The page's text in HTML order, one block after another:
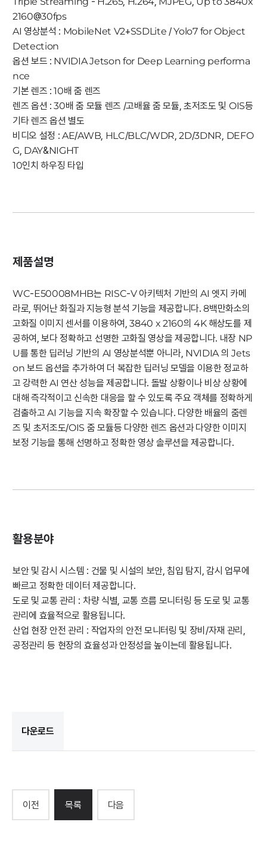
2160@30fps
AI 영상분석 : MobileNet V2+SSDLite / Yolo7 for Object
Detection
옵션 보드 : NVIDIA Jetson for Deep Learning performa
nce
기본 렌즈 : 10배 줌 렌즈
렌즈 옵션 : 30배 줌 모듈 렌즈 /고배율 줌 모듈, 초저조도 및 OIS등
기타 렌즈 옵션 별도
비디오 설정 : AE/AWB, HLC/BLC/WDR, 2D/3DNR, DEFO
G, DAY&NIGHT
10인치 하우징 타입
제품설명
WC-E50008MHB는 RISC-V 아키텍처 기반의 AI 엣지 카메
라로, 뛰어난 화질과 지능형 분석 기능을 제공합니다. 8백만화소의
고화질 이미지 센서를 이용하여, 3840 x 2160의 4K 해상도를 제
공하여, 보다 정확하고 선명한 고화질 영상을 제공합니다. 내장 NP
U를 통한 딥러닝 기반의 AI 영상분석뿐 아니라, NVIDIA 의 Jets
on 보드 옵션을 추가하여 더 복잡한 딥러닝 모델을 이용한 정교하
고 강력한 AI 연산 성능을 제공합니다. 돌발 상황이나 비상 상황에
대해 즉각적이고 신속한 대응을 할 수 있도록 주요 객체를 정확하게
검출하고 AI 기능을 지속 확장할 수 있습니다. 다양한 배율의 줌렌
즈 및 초저조도/OIS 줌 모듈등 다양한 렌즈 옵션과 다양한 이미지
보정 기능을 통해 선명하고 정확한 영상 솔루션을 제공합니다.
활용분야
보안 및 감시 시스템 : 건물 및 시설의 보안, 침입 탐지, 감시 업무에
빠르고 정확한 데이터 제공합니다.
도로 및 교통 관리 : 차량 식별, 교통 흐름 모니터링 등 도로 및 교통
관리에 효율적으로 활용됩니다.
산업 현장 안전 관리 : 작업자의 안전 모니터링 및 장비/자재 관리,
공정관리 등 현장의 효율성과 안정성을 높이는데 활용됩니다.
다운로드
이전 목록 다음